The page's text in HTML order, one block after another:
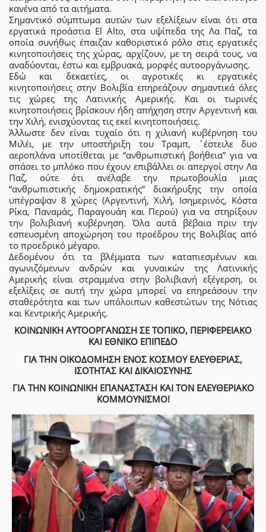
κανένα από τα αιτήματα.
Σημαντικό σύμπτωμα αυτών των εξελίξεων είναι ότι στα
εργατικά προάστια El Alto, στα υψίπεδα της Λα Παζ, τα
οποία συνήθως έπαιζαν καθοριστικό ρόλο στις εργατικές
κινητοποιήσεις της χώρας, αρχίζουν, με τη σειρά τους, να
αναδύονται, έστω και εμβρυακά, μορφές αυτοοργάνωσης.
Εδώ και δεκαετίες, οι αγροτικές κι εργατικές
κινητοποιήσεις στην Βολιβία επηρεάζουν σημαντικά όλες
τις χώρες της Λατινικής Αμερικής. Και οι τωρινές
κινητοποιήσεις βρίσκουν ήδη απήχηση στην Αργεντινή και
την Χιλή, ενισχύοντας τις εκεί κινητοποιήσεις.
Άλλωστε δεν είναι τυχαίο ότι η χιλιανή κυβέρνηση του
Μιλέι, με την υποστήριξη του Τραμπ, ΄έστειλε δυο
αεροπλάνα υποτίθεται με “ανθρωπιστική βοήθεια” για να
σπάσει το μπλόκο που έχουν επιβάλλει οι απεργοί στην Λα
Παζ, ούτε ότι ανέλαβε την πρωτοβουλία μιας
“ανθρωπιστικής δημοκρατικής” διακήρυξης την οποία
υπέγραψαν 8 χώρες (Αργεντινή, Χιλή, Ισημερινός, Κόστα
Ρίκα, Παναμάς, Παραγουάη και Περού) για να στηρίξουν
την βολιβιανή κυβέρνηση. Όλα αυτά βέβαια πριν την
εσπευσμένη αποχώρηση του προέδρου της Βολιβίας από
το προεδρικό μέγαρο.
Δεδομένου ότι τα βλέμματα των καταπιεσμένων και
αγωνιζόμενων ανδρών και γυναικών της Λατινικής
Αμερικής είναι στραμμένα στην βολιβιανή εξέγερση, οι
εξελίξεις σε αυτή την χώρα μπορεί να επηρεάσουν την
σταθερότητα και των υπόλοιπων καθεστώτων της Νότιας
και Κεντρικής Αμερικής.
ΚΟΙΝΩΝΙΚΗ ΑΥΤΟΟΡΓΑΝΩΣΗ ΣΕ ΤΟΠΙΚΟ, ΠΕΡΙΦΕΡΕΙΑΚΟ
ΚΑΙ ΕΘΝΙΚΟ ΕΠΙΠΕΔΟ
ΓΙΑ ΤΗΝ ΟΙΚΟΔΟΜΗΣΗ ΕΝΟΣ ΚΟΣΜΟΥ ΕΛΕΥΘΕΡΙΑΣ,
ΙΣΟΤΗΤΑΣ ΚΑΙ ΔΙΚΑΙΟΣΥΝΗΣ
ΓΙΑ ΤΗΝ ΚΟΙΝΩΝΙΚΗ ΕΠΑΝΑΣΤΑΣΗ ΚΑΙ ΤΟΝ ΕΛΕΥΘΕΡΙΑΚΟ
ΚΟΜΜΟΥΝΙΣΜΟ!